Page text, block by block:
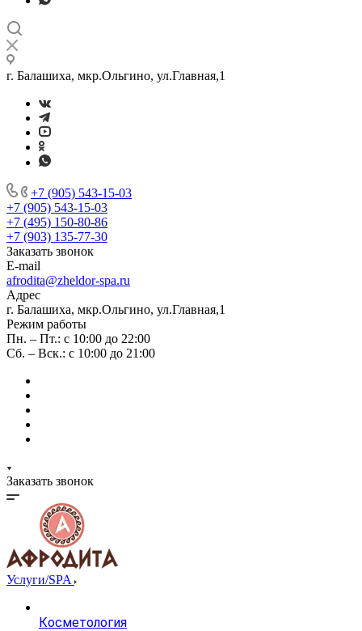
г. Балашиха, мкр.Ольгино, ул.Главная,1
+7 (905) 543-15-03
+7 (905) 543-15-03
+7 (495) 150-80-86
+7 (903) 135-77-30
Заказать звонок
E-mail
afrodita@zheldor-spa.ru
Адрес
г. Балашиха, мкр.Ольгино, ул.Главная,1
Режим работы
Пн. – Пт.: с 10:00 до 22:00
Сб. – Вск.: с 10:00 до 21:00
Заказать звонок
Услуги/SPA
Косметология